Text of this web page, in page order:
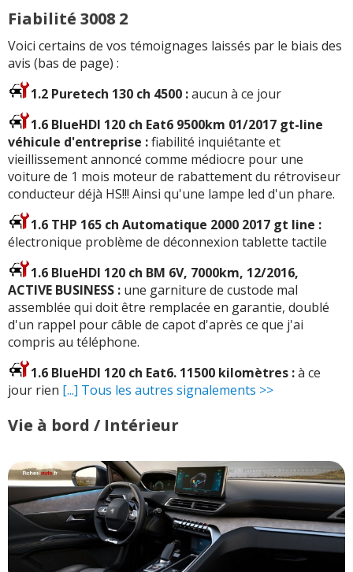
Fiabilité 3008 2
Voici certains de vos témoignages laissés par le biais des
avis (bas de page) :
1.2 Puretech 130 ch 4500 :aucun à ce jour
1.6 BlueHDI 120 ch Eat6 9500km 01/2017 gt-line
véhicule d'entreprise :fiabilité inquiétante et
vieillissement annoncé comme médiocre pour une
voiture de 1 mois moteur de rabattement du rétroviseur
conducteur déjà HS!!! Ainsi qu'une lampe led d'un phare.
1.6 THP 165 ch Automatique 2000 2017 gt line :
électronique problème de déconnexion tablette tactile
1.6 BlueHDI 120 ch BM 6V, 7000km, 12/2016,
ACTIVE BUSINESS : une garniture de custode mal
assemblée qui doit être remplacée en garantie, doublé
d'un rappel pour câble de capot d'après ce que j'ai
compris au téléphone.
1.6 BlueHDI 120 ch Eat6. 11500 kilomètres :à ce
jour rien [...] Tous les autres signalements >>
Vie à bord / Intérieur